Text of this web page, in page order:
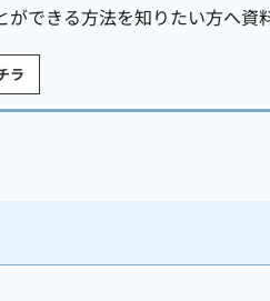
できる方法を知りたい方へ資
ラ